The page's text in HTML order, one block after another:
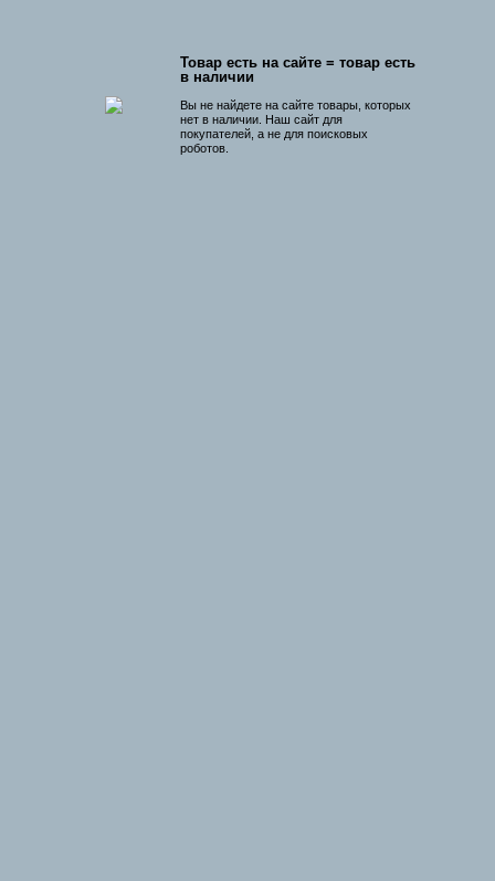
Товар есть на сайте = товар есть
в наличии
Вы не найдете на сайте товары, которых
нет в наличии. Наш сайт для
покупателей, а не для поисковых
роботов.